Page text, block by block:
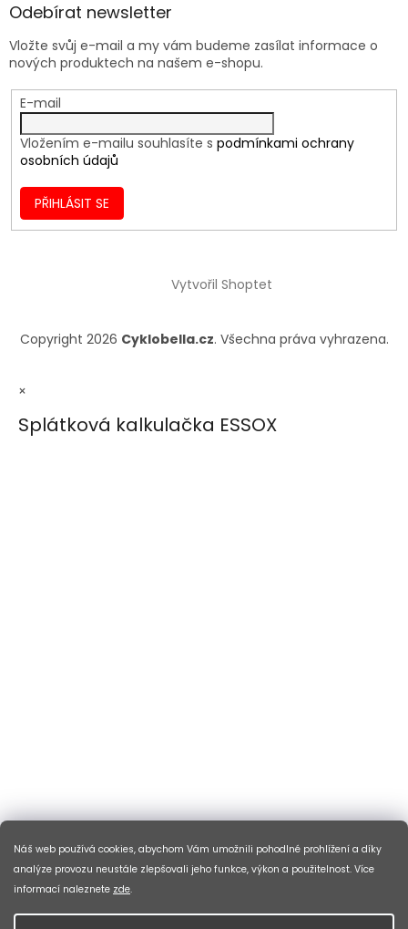
Náš web používá cookies, abychom Vám umožnili pohodlné prohlížení a díky
analýze provozu neustále zlepšovali jeho funkce, výkon a použitelnost. Více
informací naleznete zde.
Odebírat newsletter
Vložte svůj e-mail a my vám budeme zasílat informace o
nových produktech na našem e-shopu.
E-mail
Vložením e-mailu souhlasíte s podmínkami ochrany
osobních údajů
PŘIHLÁSIT SE
Vytvořil Shoptet
Copyright 2026 Cyklobella.cz. Všechna práva vyhrazena.
×
Splátková kalkulačka ESSOX